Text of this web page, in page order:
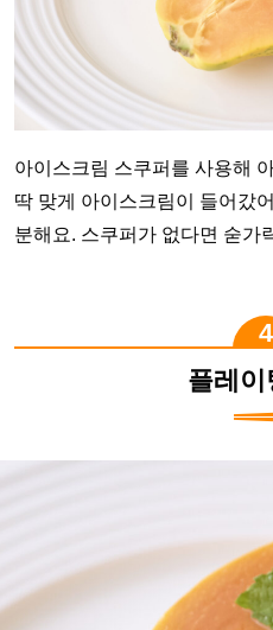
아이스크림 스쿠퍼를 사용해
딱 맞게 아이스크림이 들어갔
분해요. 스쿠퍼가 없다면 숟가
플레이